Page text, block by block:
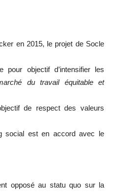
en 2015, le projet de Socle
objectif d’intensifier les
du travail équitable et
de respect des valeurs
social est en accord avec le
opposé au statu quo sur la